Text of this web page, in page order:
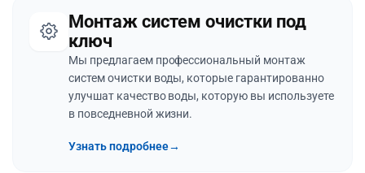
Монтаж систем очистки под
ключ
Мы предлагаем профессиональный монтаж
систем очистки воды, которые гарантированно
улучшат качество воды, которую вы используете
в повседневной жизни.
Узнать подробнее→